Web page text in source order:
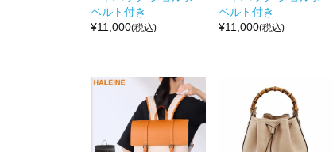
ベルト付き
¥11,000(税込)
ベルト付き
¥11,000(税込)